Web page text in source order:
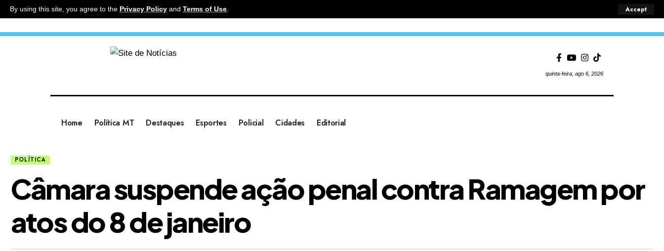
By using this site, you agree to the Privacy Policy and Terms of Use. Accept
quinta-feira, ago 6, 2026
Home Política MT Destaques Esportes Policial Cidades Editorial
POLÍTICA
Câmara suspende ação penal contra Ramagem por
atos do 8 de janeiro